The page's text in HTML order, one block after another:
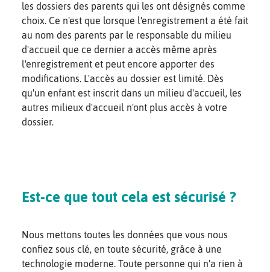
les dossiers des parents qui les ont désignés comme
choix. Ce n'est que lorsque l'enregistrement a été fait
au nom des parents par le responsable du milieu
d'accueil que ce dernier a accès même après
l'enregistrement et peut encore apporter des
modifications. L'accès au dossier est limité. Dès
qu'un enfant est inscrit dans un milieu d'accueil, les
autres milieux d'accueil n'ont plus accès à votre
dossier.
Est-ce que tout cela est sécurisé ?
Nous mettons toutes les données que vous nous
confiez sous clé, en toute sécurité, grâce à une
technologie moderne. Toute personne qui n'a rien à